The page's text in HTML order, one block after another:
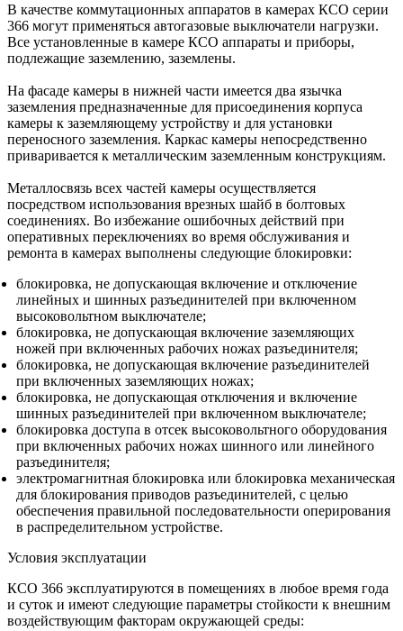
В качестве коммутационных аппаратов в камерах КСО серии
366 могут применяться автогазовые выключатели нагрузки.
Все установленные в камере КСО аппараты и приборы,
подлежащие заземлению, заземлены.
На фасаде камеры в нижней части имеется два язычка
заземления предназначенные для присоединения корпуса
камеры к заземляющему устройству и для установки
переносного заземления. Каркас камеры непосредственно
приваривается к металлическим заземленным конструкциям.
Металлосвязь всех частей камеры осуществляется
посредством использования врезных шайб в болтовых
соединениях. Во избежание ошибочных действий при
оперативных переключениях во время обслуживания и
ремонта в камерах выполнены следующие блокировки:
блокировка, не допускающая включение и отключение
линейных и шинных разъединителей при включенном
высоковольтном выключателе;
блокировка, не допускающая включение заземляющих
ножей при включенных рабочих ножах разъединителя;
блокировка, не допускающая включение разъединителей
при включенных заземляющих ножах;
блокировка, не допускающая отключения и включение
шинных разъединителей при включенном выключателе;
блокировка доступа в отсек высоковольтного оборудования
при включенных рабочих ножах шинного или линейного
разъединителя;
электромагнитная блокировка или блокировка механическая
для блокирования приводов разъединителей, с целью
обеспечения правильной последовательности оперирования
в распределительном устройстве.
Условия эксплуатации
КСО 366 эксплуатируются в помещениях в любое время года
и суток и имеют следующие параметры стойкости к внешним
воздействующим факторам окружающей среды: